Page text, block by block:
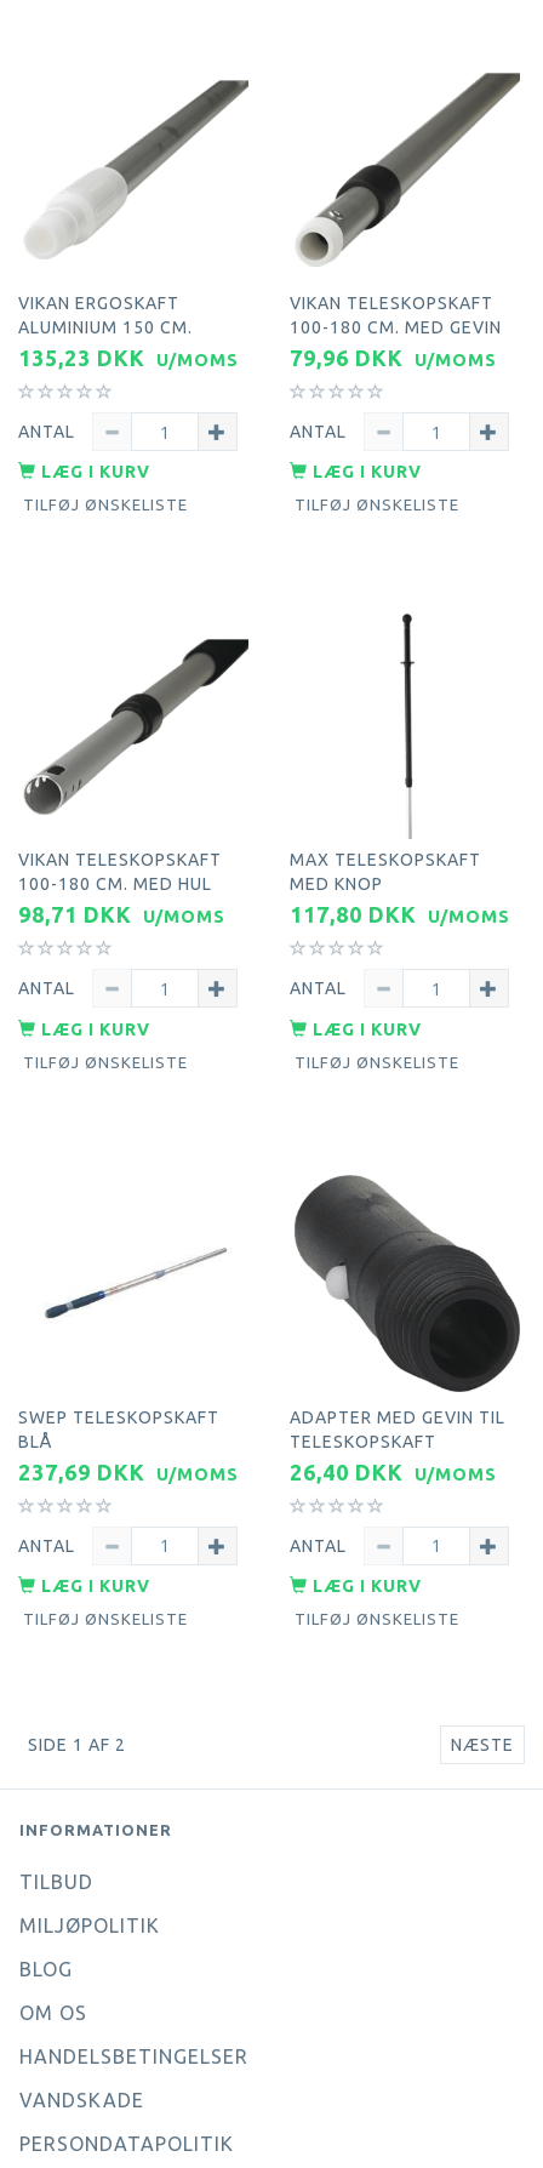
VIKAN ERGOSKAFT
ALUMINIUM 150 CM.
135,23 DKK U/MOMS
ANTAL
LÆG I KURV
TILFØJ ØNSKELISTE
VIKAN TELESKOPSKAFT
100-180 CM. MED GEVIN
79,96 DKK U/MOMS
ANTAL
LÆG I KURV
TILFØJ ØNSKELISTE
VIKAN TELESKOPSKAFT
100-180 CM. MED HUL
98,71 DKK U/MOMS
ANTAL
LÆG I KURV
TILFØJ ØNSKELISTE
MAX TELESKOPSKAFT
MED KNOP
117,80 DKK U/MOMS
ANTAL
LÆG I KURV
TILFØJ ØNSKELISTE
SWEP TELESKOPSKAFT
BLÅ
237,69 DKK U/MOMS
ANTAL
LÆG I KURV
TILFØJ ØNSKELISTE
ADAPTER MED GEVIN TIL
TELESKOPSKAFT
26,40 DKK U/MOMS
ANTAL
LÆG I KURV
TILFØJ ØNSKELISTE
SIDE 1 AF 2 NÆSTE
INFORMATIONER
TILBUD
MILJØPOLITIK
BLOG
OM OS
HANDELSBETINGELSER
VANDSKADE
PERSONDATAPOLITIK